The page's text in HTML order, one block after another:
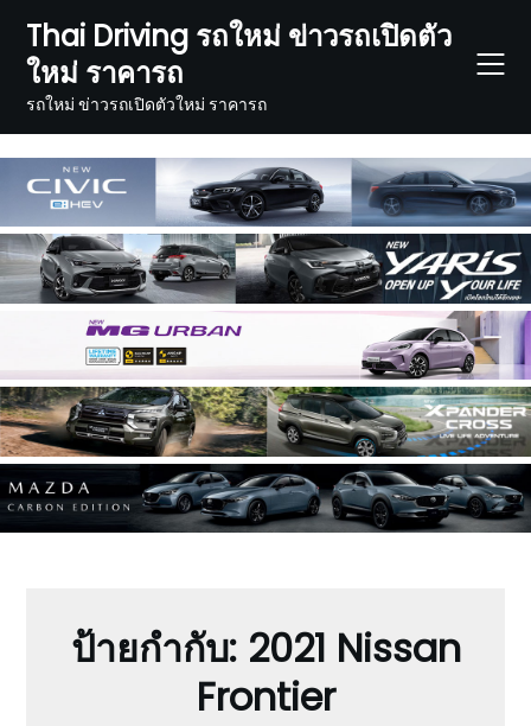
content
Thai Driving รถใหม่ ข่าวรถเปิดตัว
ใหม่ ราคารถ
รถใหม่ ข่าวรถเปิดตัวใหม่ ราคารถ
ป้ายกำกับ: 2021 Nissan
Frontier